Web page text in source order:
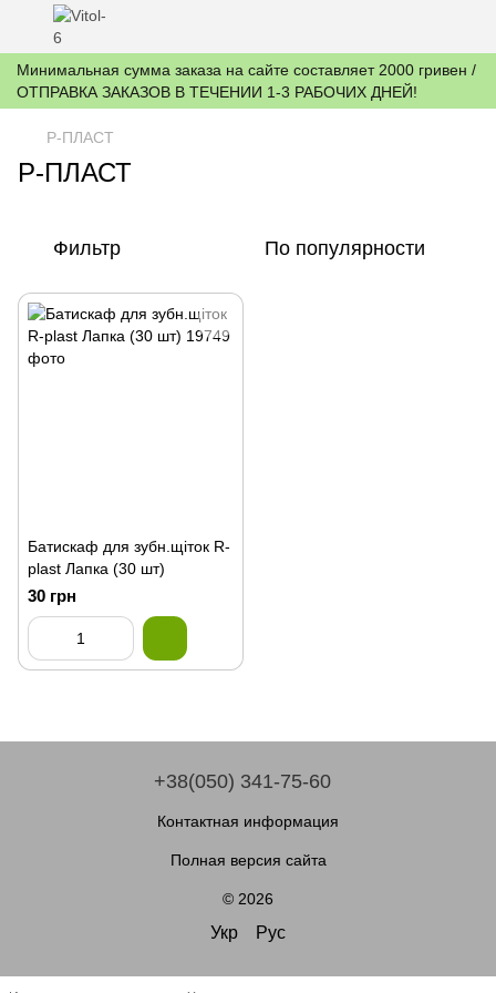
Минимальная сумма заказа на сайте составляет 2000 гривен /
ОТПРАВКА ЗАКАЗОВ В ТЕЧЕНИИ 1-3 РАБОЧИХ ДНЕЙ!
Р-ПЛАСТ
Р-ПЛАСТ
Фильтр По популярности
Батискаф для зубн.щiток R-
plast Лапка (30 шт)
30 грн
+38(050) 341-75-60
Контактная информация
Полная версия сайта
© 2026
Укр Рус